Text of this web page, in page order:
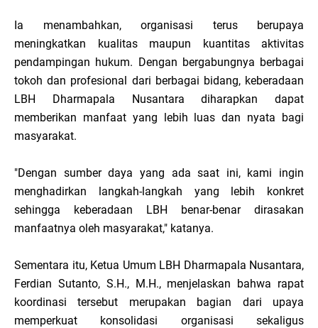
Ia menambahkan, organisasi terus berupaya
meningkatkan kualitas maupun kuantitas aktivitas
pendampingan hukum. Dengan bergabungnya berbagai
tokoh dan profesional dari berbagai bidang, keberadaan
LBH Dharmapala Nusantara diharapkan dapat
memberikan manfaat yang lebih luas dan nyata bagi
masyarakat.
"Dengan sumber daya yang ada saat ini, kami ingin
menghadirkan langkah-langkah yang lebih konkret
sehingga keberadaan LBH benar-benar dirasakan
manfaatnya oleh masyarakat," katanya.
Sementara itu, Ketua Umum LBH Dharmapala Nusantara,
Ferdian Sutanto, S.H., M.H., menjelaskan bahwa rapat
koordinasi tersebut merupakan bagian dari upaya
memperkuat konsolidasi organisasi sekaligus